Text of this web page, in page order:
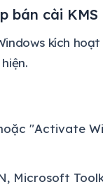
bán cài KMS
kích
"Activate
Microsoft